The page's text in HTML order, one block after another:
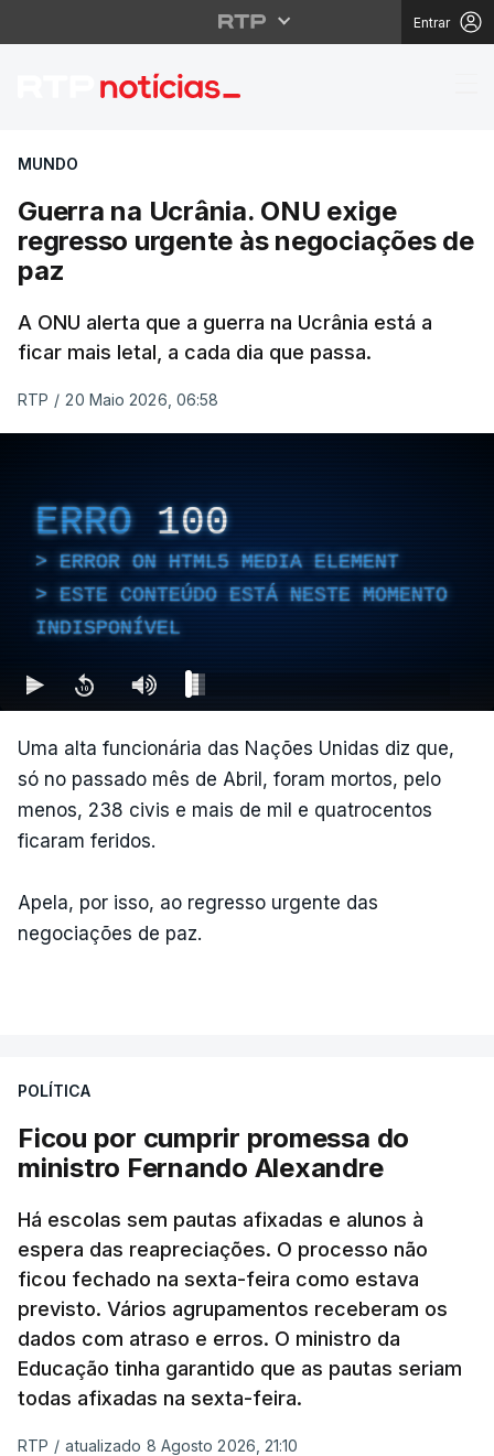
Entrar
Guerra na Ucrânia.
MUNDO
Guerra na Ucrânia. ONU exige
regresso urgente às negociações de
paz
A ONU alerta que a guerra na Ucrânia está a
ficar mais letal, a cada dia que passa.
RTP / 20 Maio 2026, 06:58
ERRO 100
ERROR ON HTML5 MEDIA ELEMENT
ESTE CONTEÚDO ESTÁ NESTE MOMENTO
INDISPONÍVEL
Uma alta funcionária das Nações Unidas diz que,
só no passado mês de Abril, foram mortos, pelo
menos, 238 civis e mais de mil e quatrocentos
ficaram feridos.
Apela, por isso, ao regresso urgente das
negociações de paz.
POLÍTICA
Ficou por cumprir promessa do
ministro Fernando Alexandre
Há escolas sem pautas afixadas e alunos à
espera das reapreciações. O processo não
ficou fechado na sexta-feira como estava
previsto. Vários agrupamentos receberam os
dados com atraso e erros. O ministro da
Educação tinha garantido que as pautas seriam
todas afixadas na sexta-feira.
RTP / atualizado 8 Agosto 2026, 21:10